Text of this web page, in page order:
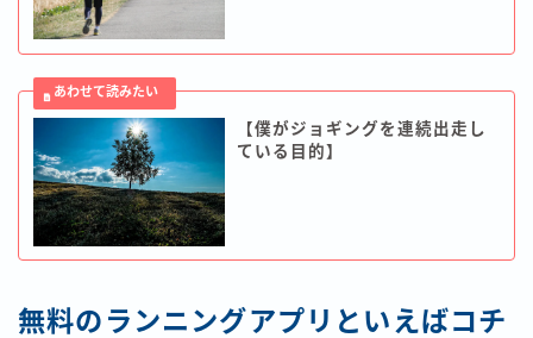
【僕がジョギングを連続出走し
ている目的】
無料のランニングアプリといえばコチ